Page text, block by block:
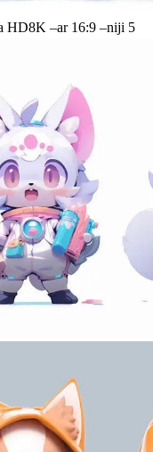
–ar 16:9 –niji 5